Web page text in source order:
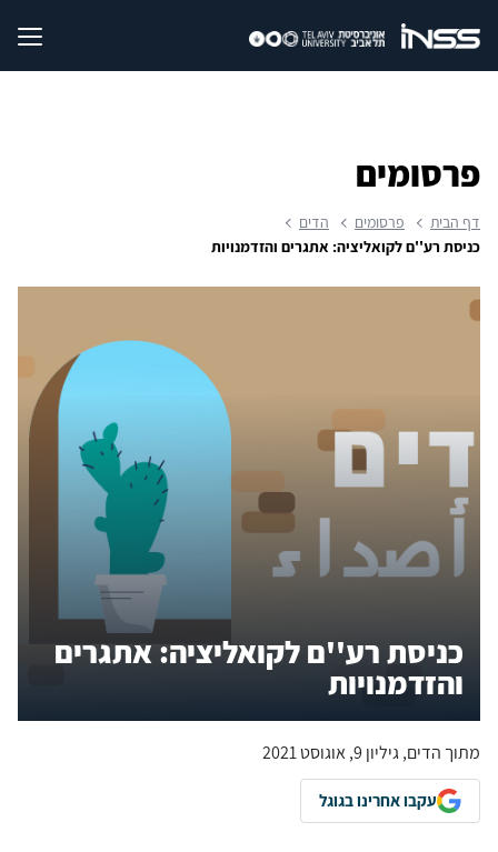
פרסומים
דף הבית פרסומים
הדים
כניסת רע''ם לקואליציה: אתגרים והזדמנויות
כניסת רע''ם לקואליציה: אתגרים
והזדמנויות
מתוך הדים, גיליון 9, אוגוסט 2021
עקבו אחרינו בגוגל